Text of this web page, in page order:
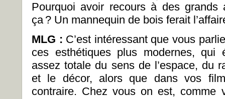
Pourquoi avoir recours à des
ça ? Un mannequin de bois ferait
MLG : C’est intéressant que vous
ces esthétiques plus modernes, qui
assez totale du sens de l’espace, du
et le décor, alors que dans vos
contraire. Chez vous on est, comme